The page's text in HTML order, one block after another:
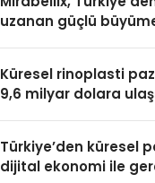
uzanan güçlü
Küresel rinoplasti
9,6 milyar dolara
Türkiye’den küresel
dijital ekonomi ile